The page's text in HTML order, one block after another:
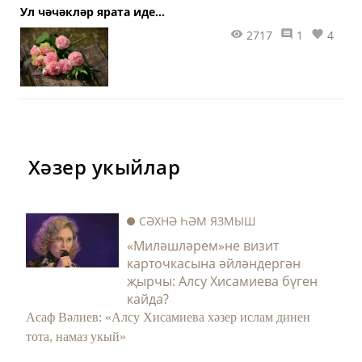
Ул чәчәкләр ярата иде...
2717
1 4
Хәзер укыйлар
СӘХНӘ ҺӘМ ЯЗМЫШ
«Миләшләрем»не визит
карточкасына әйләндергән
җырчы: Алсу Хисамиева бүген
кайда?
Асаф Вәлиев: «Алсу Хисамиева хәзер ислам динен
тота, намаз укый»